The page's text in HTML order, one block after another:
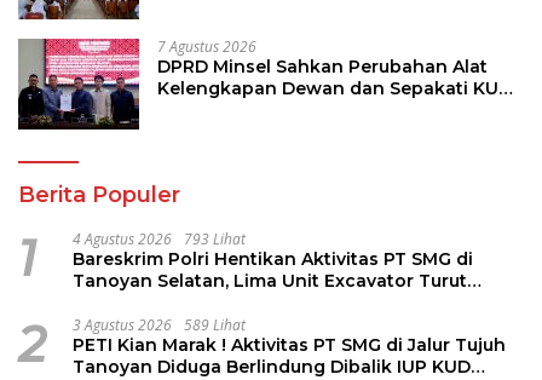
7 Agustus 2026
DPRD Minsel Sahkan Perubahan Alat
Kelengkapan Dewan dan Sepakati KUA-
Berita Populer
1 4 Agustus 2026 793 Lihat
Bareskrim Polri Hentikan Aktivitas PT SMG di
Tanoyan Selatan, Lima Unit Excavator Turut
2 3 Agustus 2026 589 Lihat
PETI Kian Marak ! Aktivitas PT SMG di Jalur Tujuh
Tanoyan Diduga Berlindung Dibalik IUP KUD